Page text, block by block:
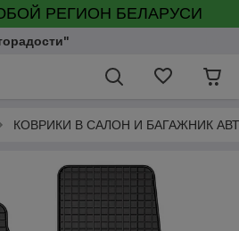
РЕГИОН БЕЛАРУСИ
КОВРИКИ В САЛОН И БАГАЖНИК